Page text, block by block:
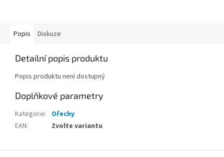
Popis Diskuze
Detailní popis produktu
Popis produktu není dostupný
Doplňkové parametry
Kategorie: Ořechy
EAN: Zvolte variantu